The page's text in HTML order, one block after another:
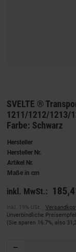
SVELTE ®
1211/1212/1213/
Farbe: Schwarz
Hersteller
Hersteller Nr.
Artikel Nr.
Maße in cm
inkl. MwSt.:
inkl. 19% USt. ,
Unverbindliche
(Sie sparen 16.7%, also